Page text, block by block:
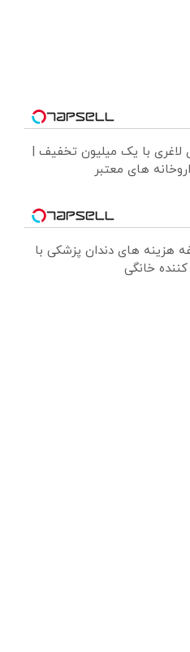
لاغری با یک میلیون تخفیف |
های معتبر
هزینه های دندان پزشکی با
خانگی